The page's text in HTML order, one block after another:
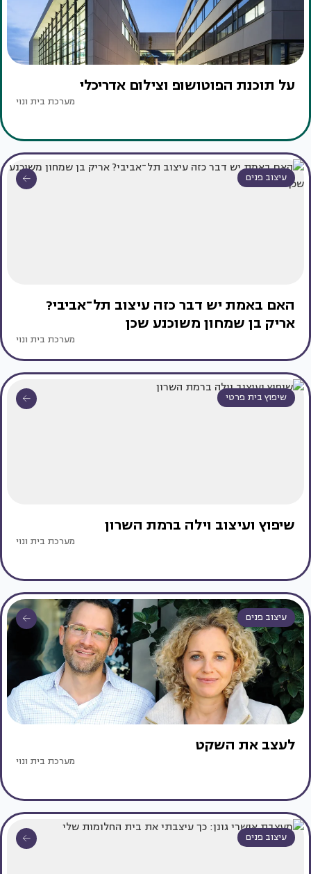
על תוכנת הפוטושופ וצילום אדריכלי
מערכת בית ונוי
עיצוב פנים
האם באמת יש דבר כזה עיצוב תל־אביבי?
אריק בן שמחון משוכנע שכן
מערכת בית ונוי
שיפוץ בית פרטי
שיפוץ ועיצוב וילה ברמת השרון
מערכת בית ונוי
עיצוב פנים
לעצב את השקט
מערכת בית ונוי
עיצוב פנים